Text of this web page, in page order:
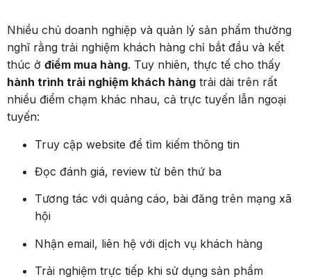
Nhiều chủ doanh nghiệp và quản lý sản phẩm thường
nghĩ rằng trải nghiệm khách hàng chỉ bắt đầu và kết
thúc ở điểm mua hàng. Tuy nhiên, thực tế cho thấy
hành trình trải nghiệm khách hàng trải dài trên rất
nhiều điểm chạm khác nhau, cả trực tuyến lẫn ngoại
tuyến:
Truy cập website để tìm kiếm thông tin
Đọc đánh giá, review từ bên thứ ba
Tương tác với quảng cáo, bài đăng trên mạng xã
hội
Nhận email, liên hệ với dịch vụ khách hàng
Trải nghiệm trực tiếp khi sử dụng sản phẩm